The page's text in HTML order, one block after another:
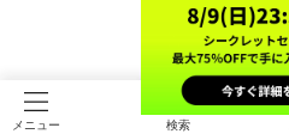
メニュー 検索